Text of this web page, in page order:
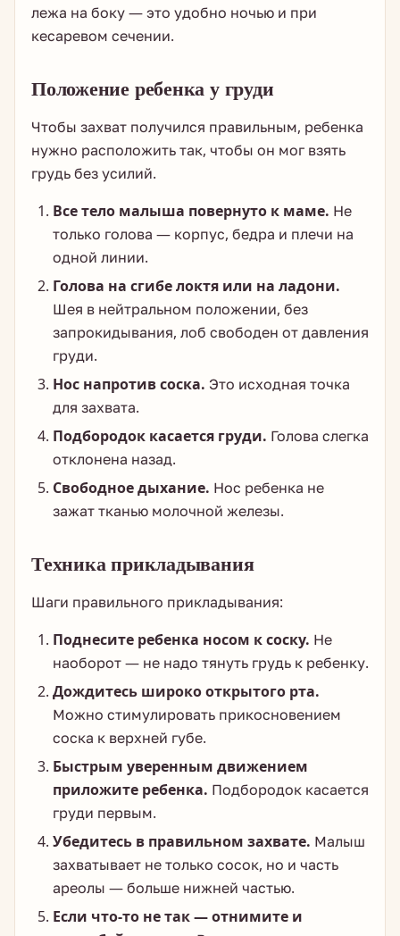
лежа на боку — это удобно ночью и при
кесаревом сечении.
Положение ребенка у груди
Чтобы захват получился правильным, ребенка
нужно расположить так, чтобы он мог взять
грудь без усилий.
Все тело малыша повернуто к маме. Не
только голова — корпус, бедра и плечи на
одной линии.
Голова на сгибе локтя или на ладони.
Шея в нейтральном положении, без
запрокидывания, лоб свободен от давления
груди.
Нос напротив соска. Это исходная точка
для захвата.
Подбородок касается груди. Голова слегка
отклонена назад.
Свободное дыхание. Нос ребенка не
зажат тканью молочной железы.
Техника прикладывания
Шаги правильного прикладывания:
Поднесите ребенка носом к соску. Не
наоборот — не надо тянуть грудь к ребенку.
Дождитесь широко открытого рта.
Можно стимулировать прикосновением
соска к верхней губе.
Быстрым уверенным движением
приложите ребенка. Подбородок касается
груди первым.
Убедитесь в правильном захвате. Малыш
захватывает не только сосок, но и часть
ареолы — больше нижней частью.
Если что-то не так — отнимите и